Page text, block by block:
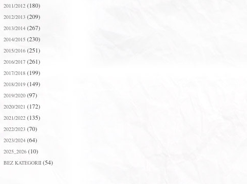
2011/2012 (180)
2012/2013 (209)
2013/2014 (267)
2014/2015 (230)
2015/2016 (251)
2016/2017 (261)
2017/2018 (199)
2018/2019 (149)
2019/2020 (97)
2020/2021 (172)
2021/2022 (135)
2022/2023 (70)
2023/2024 (64)
2025_2026 (10)
BEZ KATEGORII (54)